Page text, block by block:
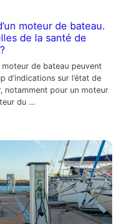
moteur de bateau.
de la santé de
moteur de bateau peuvent
d’indications sur l’état de
notamment pour un moteur
du …